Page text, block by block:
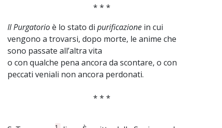
* * *
Il Purgatorioè lo stato di purificazione in cui
vengono a trovarsi, dopo morte, le anime che
sono passate all’altra vita
o con qualche pena ancora da scontare, o con
peccati veniali non ancora perdonati.
* * *